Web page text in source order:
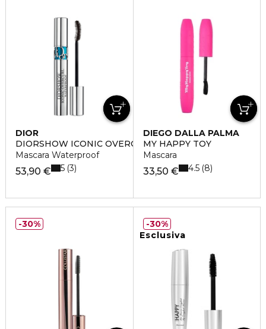
DIOR
DIORSHOW ICONIC OVERCURL WATERPROOF
Mascara Waterproof
53,90 € 5 3
DIEGO DALLA PALMA
MY HAPPY TOY
Mascara
33,50 € 4.5 8
30%
Esclusiva
30%